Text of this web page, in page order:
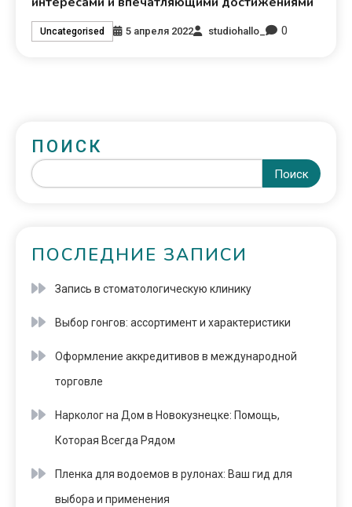
Uncategorised 5 апреля 2022 studiohallo_ 0
ПОИСК
Поиск
ПОСЛЕДНИЕ ЗАПИСИ
Запись в стоматологическую клинику
Выбор гонгов: ассортимент и характеристики
Оформление аккредитивов в международной
торговле
Нарколог на Дом в Новокузнецке: Помощь,
Которая Всегда Рядом
Пленка для водоемов в рулонах: Ваш гид для
выбора и применения